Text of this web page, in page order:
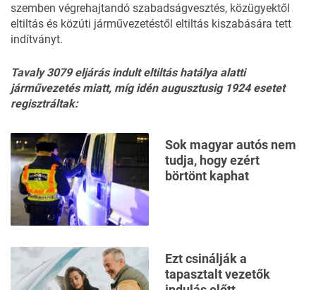
szemben végrehajtandó szabadságvesztés, közügyektől
eltiltás és közúti járművezetéstől eltiltás kiszabására tett
indítványt.
Tavaly 3079 eljárás indult eltiltás hatálya alatti
járművezetés miatt, míg idén augusztusig 1924 esetet
regisztráltak:
Sok magyar autós nem
tudja, hogy ezért
börtönt kaphat
Ezt csinálják a
tapasztalt vezetők